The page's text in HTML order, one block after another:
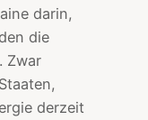
darin,
die
Zwar
derzeit